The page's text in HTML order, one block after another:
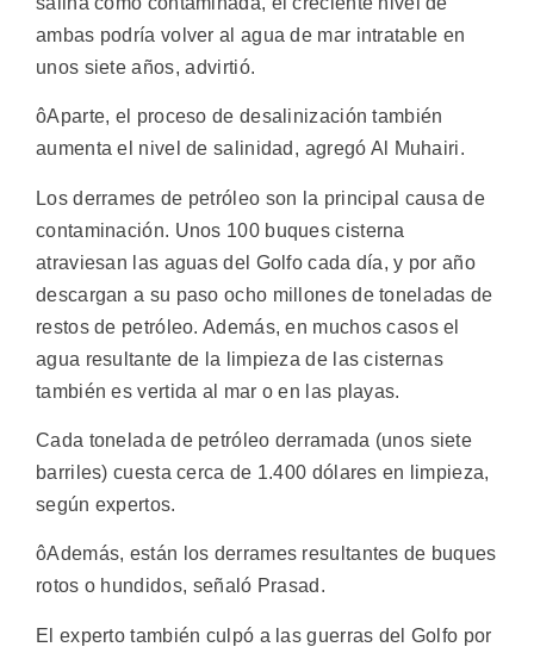
ambas podría volver al agua de mar intratable en
unos siete años, advirtió.
ôAparte, el proceso de desalinización también
aumenta el nivel de salinidad, agregó Al Muhairi.
Los derrames de petróleo son la principal causa de
contaminación. Unos 100 buques cisterna
atraviesan las aguas del Golfo cada día, y por año
descargan a su paso ocho millones de toneladas de
restos de petróleo. Además, en muchos casos el
agua resultante de la limpieza de las cisternas
también es vertida al mar o en las playas.
Cada tonelada de petróleo derramada (unos siete
barriles) cuesta cerca de 1.400 dólares en limpieza,
según expertos.
ôAdemás, están los derrames resultantes de buques
rotos o hundidos, señaló Prasad.
El experto también culpó a las guerras del Golfo por